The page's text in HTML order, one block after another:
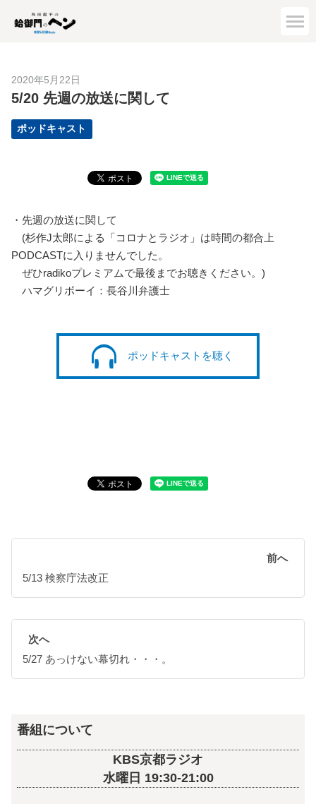
2020年5月22日
5/20 先週の放送に関して
ポッドキャスト
・先週の放送に関して
(杉作J太郎による「コロナとラジオ」は時間の都合上
PODCASTに入りませんでした。
ぜひradikoプレミアムで最後までお聴きください。)
ハマグリボーイ：長谷川弁護士
ポッドキャストを聴く
前へ
5/13 検察庁法改正
次へ
5/27 あっけない幕切れ・・・。
番組について
KBS京都ラジオ
水曜日 19:30-21:00